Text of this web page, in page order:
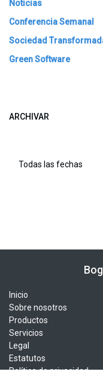
Noticias
Conferencia Semanal
Sociedad
Green Software
ARCHIVAR
Inicio
Sobre nosotros
Productos
Servicios
Legal
Estatutos
Política de privacidad